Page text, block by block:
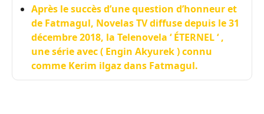
Après le succès d’une question d’honneur et
de Fatmagul, Novelas TV diffuse depuis le 31
décembre 2018, la Telenovela ‘ ÉTERNEL ‘ ,
une série avec ( Engin Akyurek ) connu
comme Kerim ilgaz dans Fatmagul.